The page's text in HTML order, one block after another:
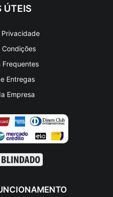
ÚTEIS
Condições
Frequentes
Entregas
Empresa